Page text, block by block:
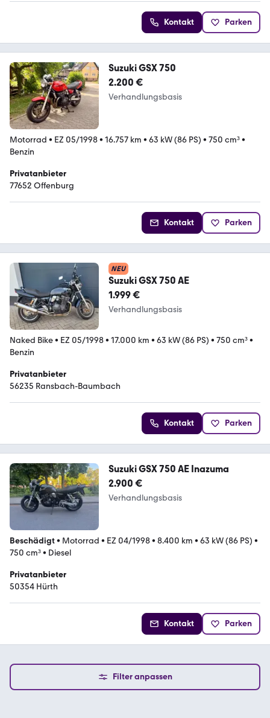
Kontakt Parken
Suzuki GSX 750
2.200 €
Verhandlungsbasis
Motorrad • EZ 05/1998• 16.757 km • 63 kW (86 PS) • 750 cm³•
Benzin
Privatanbieter
77652 Offenburg
Kontakt Parken
NEU
Suzuki GSX 750 AE
1.999 €
Verhandlungsbasis
Naked Bike• EZ 05/1998• 17.000 km • 63 kW (86 PS) • 750 cm³•
Benzin
Privatanbieter
56235 Ransbach-Baumbach
Kontakt Parken
Suzuki GSX 750 AE Inazuma
2.900 €
Verhandlungsbasis
Beschädigt• Motorrad • EZ 04/1998• 8.400 km • 63 kW (86 PS) •
750 cm³• Diesel
Privatanbieter
50354 Hürth
Kontakt Parken
Filter anpassen